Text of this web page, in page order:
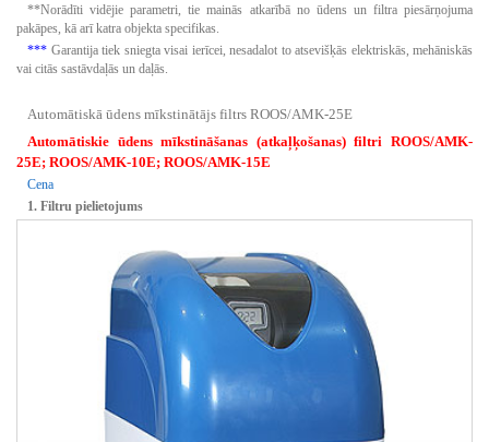
**Norādīti vidējie parametri, tie mainās atkarībā no ūdens un filtra piesārņojuma
pakāpes, kā arī katra objekta specifikas.
*** Garantija tiek sniegta visai ierīcei, nesadalot to atsevišķās elektriskās, mehāniskās
vai citās sastāvdaļās un daļās.
Automātiskā ūdens mīkstinātājs filtrs ROOS/AMK-25E
Automātiskie ūdens mīkstināšanas (atkaļķošanas) filtri ROOS/AMK-
25E; ROOS/AMK-10E; ROOS/AMK-15E
Cena
1. Filtru pielietojums